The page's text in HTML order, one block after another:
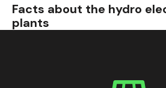
Facts about the hydro
plants